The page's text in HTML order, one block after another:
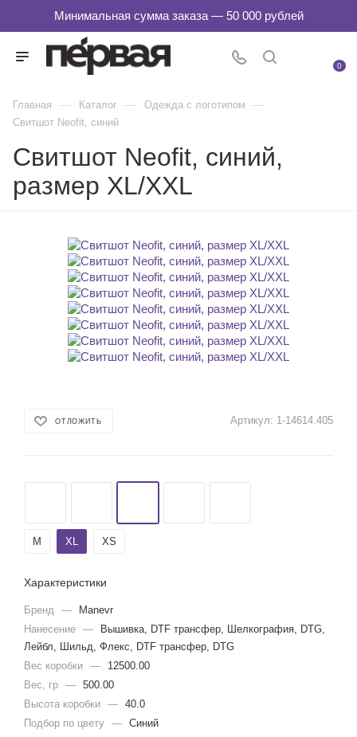
0
Главная — Каталог — Одежда с логотипом —
Свитшот Neofit, синий
Свитшот Neofit, синий,
размер XL/XXL
ОТЛОЖИТЬ Артикул: 1-14614.405
M XL XS
Характеристики
Бренд —
Manevr
Нанесение —
Вышивка, DTF трансфер, Шелкография, DTG,
Лейбл, Шильд, Флекс, DTF трансфер, DTG
Вес коробки —
12500.00
Вес, гр — 500.00
Высота коробки — 40.0
Подбор по цвету — Синий